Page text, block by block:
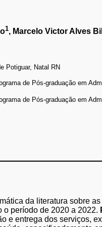
1, Marcelo Victor Alves
Potiguar, Natal RN
de Pós-graduação em
de Pós-graduação em
da literatura sobre
período de 2020 a 2022.
e entrega dos serviços,